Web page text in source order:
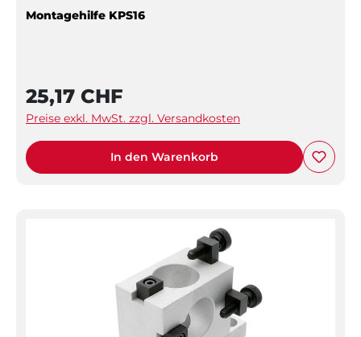
Montagehilfe KPS16
25,17 CHF
Preise exkl. MwSt. zzgl. Versandkosten
In den Warenkorb